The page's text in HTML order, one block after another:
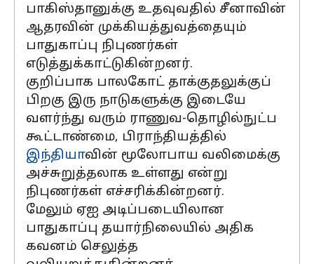
பாகிஸ்தானுக்கு உதவுவதில் சீனாவின்
ஆதரவின் முக்கியத்துவத்தையும்
பாதுகாப்பு நிபுணர்கள்
எடுத்துக்காட்டுகின்றனர்.
குறிப்பாக பாலகோட் தாக்குதலுக்குப்
பிறகு இரு நாடுகளுக்கு இடையே
வளர்ந்து வரும் ராணுவ-தொழில்நுட்ப
கூட்டாண்மை, பிராந்தியத்தில்
இந்தியாவின் மூலோபாய வலிமைக்கு
அச்சுறுத்தலாக உள்ளது என்று
நிபுணர்கள் எச்சரிக்கின்றனர்.
மேலும் ஏஐ அடிப்படையிலான
பாதுகாப்பு தயார்நிலையில் அதிக
கவனம் செலுத்த